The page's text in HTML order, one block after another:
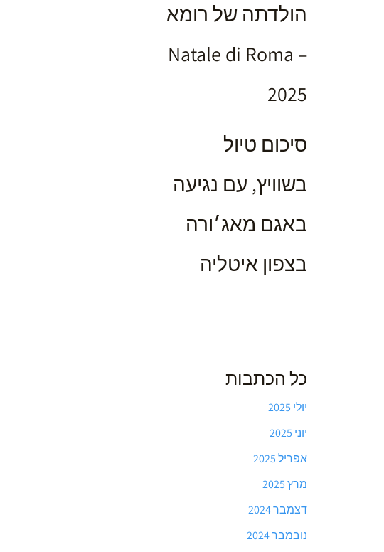
הולדתה של רומא
– Natale di Roma
2025
סיכום טיול
בשוויץ, עם נגיעה
באגם מאג׳ורה
בצפון איטליה
כל הכתבות
יולי 2025
יוני 2025
אפריל 2025
מרץ 2025
דצמבר 2024
נובמבר 2024